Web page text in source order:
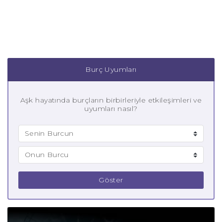
Burç Uyumları
Aşk hayatında burçların birbirleriyle etkileşimleri ve
uyumları nasıl?
Göster